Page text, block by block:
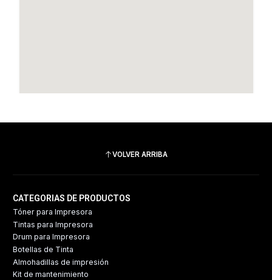
VOLVER ARRIBA
CATEGORIAS DE PRODUCTOS
Tóner para Impresora
Tintas para Impresora
Drum para Impresora
Botellas de Tinta
Almohadillas de impresión
Kit de mantenimiento